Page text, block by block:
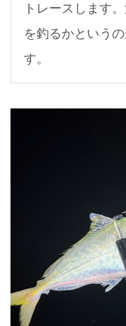
トレースします
を釣るかという
す。